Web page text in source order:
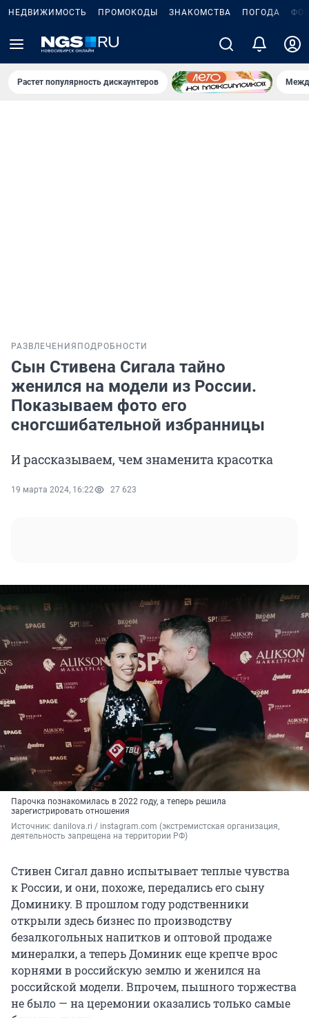
НЕДВИЖИМОСТЬ ПРОМОКОДЫ ЗНАКОМСТВА ПОГОДА
Растет популярность дискаунтеров
РАЗВЛЕЧЕНИЯ ПОДРОБНОСТИ
Сын Стивена Сигала тайно
женился на модели из России.
Показываем фото его
сногсшибательной избранницы
И рассказываем, чем знаменита красотка
19 марта 2024, 16:22 27 623
Парочка познакомилась в 2022 году, а теперь решила
зарегистрировать отношения
Источник: danilova.ri / instagram.com (экстремистская организация,
деятельность запрещена на территории РФ)
Стивен Сигал давно испытывает теплые чувства
к России, и они, похоже, передались его сыну
Доминику. В прошлом году родственники
открыли здесь бизнес по производству
безалкогольных напитков и оптовой продаже
минералки, а теперь Доминик еще крепче врос
корнями в российскую землю и женился на
российской модели. Впрочем, пышного торжества
не было — на церемонии оказались только самые